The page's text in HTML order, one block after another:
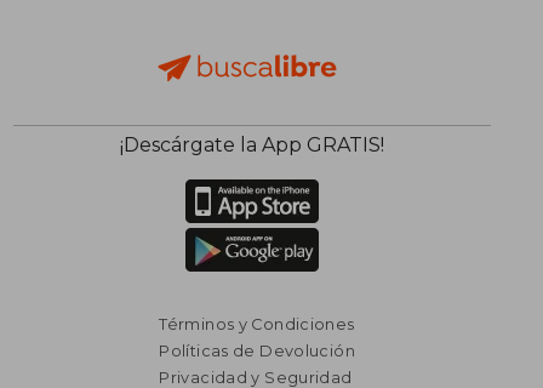
¡Descárgate la App GRATIS!
Términos y Condiciones
Políticas de Devolución
Privacidad y Seguridad